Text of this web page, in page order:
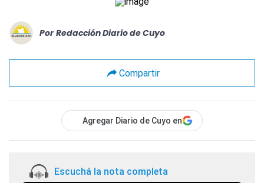
Por Redacción Diario de Cuyo
Compartir
Agregar Diario de Cuyo en
Escuchá la nota completa